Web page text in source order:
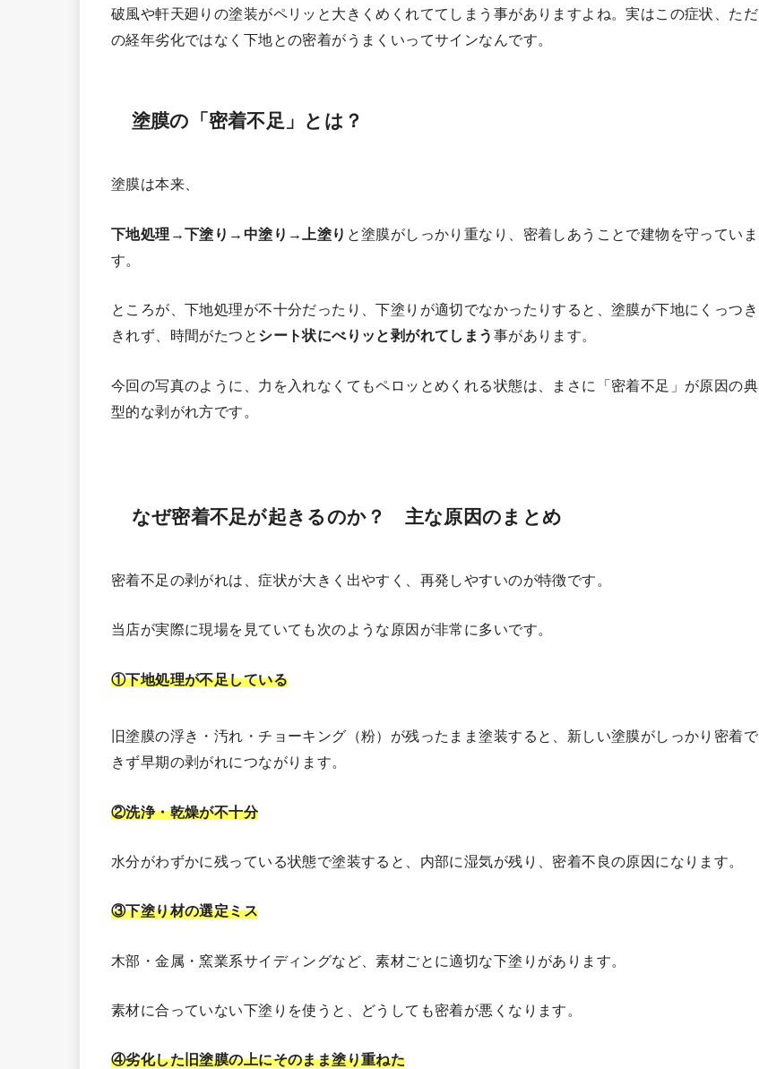
破風や軒天廻りの塗装がペリッと大きくめくれててしまう事がありますよね。実はこの症状、ただ
の経年劣化ではなく下地との密着がうまくいってサインなんです。
塗膜の「密着不足」とは？
塗膜は本来、
下地処理→下塗り→中塗り→上塗り と塗膜がしっかり重なり、密着しあうことで建物を守っていま
す。
ところが、下地処理が不十分だったり、下塗りが適切でなかったりすると、塗膜が下地にくっつき
きれず、時間がたつと シート状にべりッと剥がれてしまう 事があります。
今回の写真のように、力を入れなくてもペロッとめくれる状態は、まさに「密着不足」が原因の典
型的な剥がれ方です。
なぜ密着不足が起きるのか？ 主な原因のまとめ
密着不足の剥がれは、症状が大きく出やすく、再発しやすいのが特徴です。
当店が実際に現場を見ていても次のような原因が非常に多いです。
①下地処理が不足している
旧塗膜の浮き・汚れ・チョーキング（粉）が残ったまま塗装すると、新しい塗膜がしっかり密着で
きず早期の剥がれにつながります。
②洗浄・乾燥が不十分
水分がわずかに残っている状態で塗装すると、内部に湿気が残り、密着不良の原因になります。
③下塗り材の選定ミス
木部・金属・窯業系サイディングなど、素材ごとに適切な下塗りがあります。
素材に合っていない下塗りを使うと、どうしても密着が悪くなります。
④劣化した旧塗膜の上にそのまま塗り重ねた